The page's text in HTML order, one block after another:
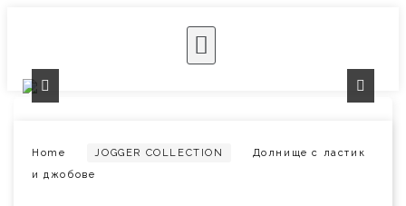
Home JOGGER COLLECTION
Долнище с ластик
и джобове